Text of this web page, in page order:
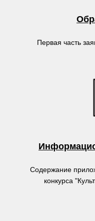
Первая часть
Содержание
конкурса